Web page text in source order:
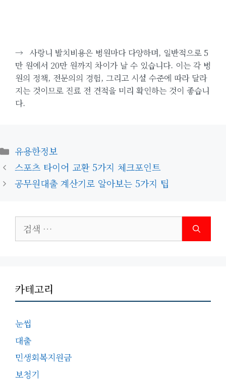
→ 사랑니 발치비용은 병원마다 다양하며, 일반적으로 5
만 원에서 20만 원까지 차이가 날 수 있습니다. 이는 각 병
원의 정책, 전문의의 경험, 그리고 시설 수준에 따라 달라
지는 것이므로 진료 전 견적을 미리 확인하는 것이 좋습니
다.
카
테
리
유용한정보
스포츠 타이어 교환 5가지 체크포인트
공무원대출 계산기로 알아보는 5가지 팁
색:
카테고리
눈썹
대출
민생회복지원금
보청기